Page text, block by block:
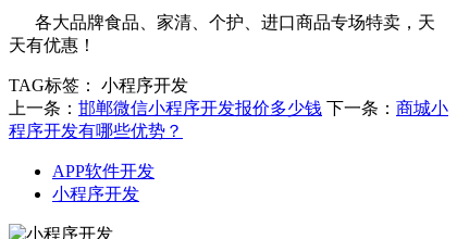
各大品牌食品、家清、个护、进口商品专场特卖，天
天有优惠！
TAG标签：
小程序开发
上一条： 邯郸微信小程序开发报价多少钱 下一条： 商城小
程序开发有哪些优势？
APP软件开发
小程序开发